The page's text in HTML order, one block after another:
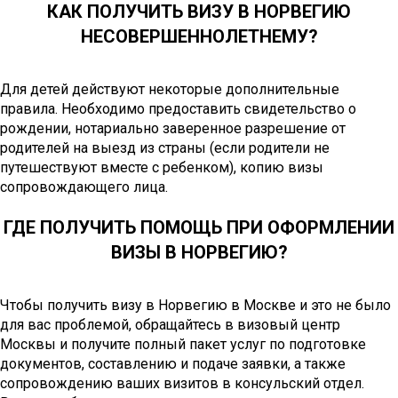
КАК ПОЛУЧИТЬ ВИЗУ В НОРВЕГИЮ
НЕСОВЕРШЕННОЛЕТНЕМУ?
Для детей действуют некоторые дополнительные
правила. Необходимо предоставить свидетельство о
рождении, нотариально заверенное разрешение от
родителей на выезд из страны (если родители не
путешествуют вместе с ребенком), копию визы
сопровождающего лица.
ГДЕ ПОЛУЧИТЬ ПОМОЩЬ ПРИ ОФОРМЛЕНИИ
ВИЗЫ В НОРВЕГИЮ?
Чтобы получить визу в Норвегию в Москве и это не было
для вас проблемой, обращайтесь в визовый центр
Москвы и получите полный пакет услуг по подготовке
документов, составлению и подаче заявки, а также
сопровождению ваших визитов в консульский отдел.